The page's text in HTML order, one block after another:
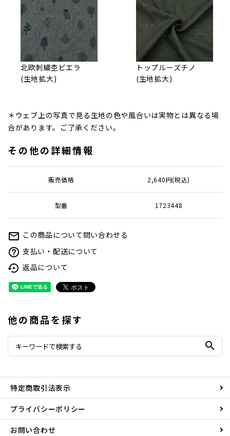
北欧刺繍杢ビエラ
(生地拡大)
トップルーズチノ
(生地拡大)
＊ウェブ上の写真で見る生地の色や風合いは実物とは異なる場
合があります。ご了承ください。
その他の詳細情報
販売価格 2,640円(税込)
型番 1723448
mail_outline この商品について問い合わせる
help_outline 支払い・配送について
settings_backup_restore 返品について
他の商品を探す
search
特定商取引法表示
プライバシーポリシー
お問い合わせ